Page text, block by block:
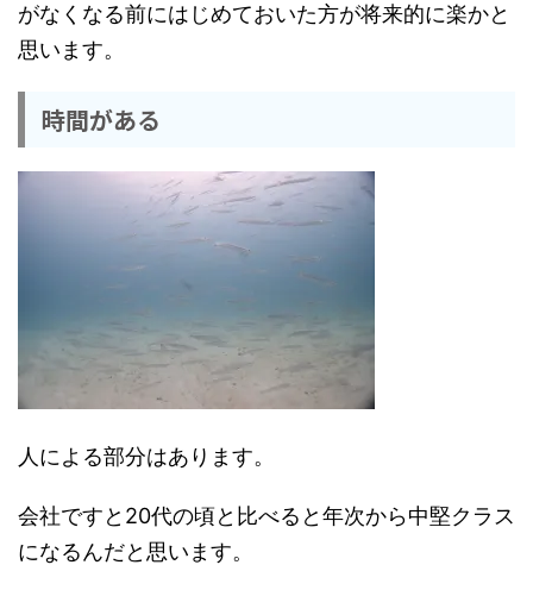
がなくなる前にはじめておいた方が将来的に楽かと
思います。
時間がある
人による部分はあります。
会社ですと20代の頃と比べると年次から中堅クラス
になるんだと思います。